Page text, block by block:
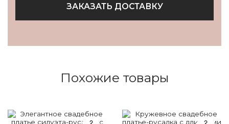
ЗАКАЗАТЬ ДОСТАВКУ
Похожие товары